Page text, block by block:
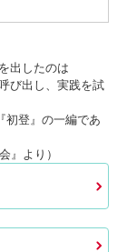
出したのは
び出し、実践を試
初登』の一編であ
』より）